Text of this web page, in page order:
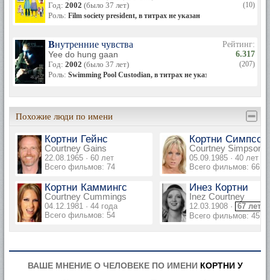
Год: 2002 (было 37 лет)
Роль: Film society president, в титрах не указан
(10)
Внутренние чувства
Yee do hung gaan
Год: 2002 (было 37 лет)
Роль: Swimming Pool Custodian, в титрах не указан
Рейтинг:
6.317
(207)
Похожие люди по имени
Кортни Гейнс
Courtney Gains
22.08.1965 · 60 лет
Всего фильмов: 74
Кортни Симпсон
Courtney Simpson
05.09.1985 · 40 лет
Всего фильмов: 66
Кортни Каммингс
Courtney Cummings
04.12.1981 · 44 года
Всего фильмов: 54
Инез Кортни
Inez Courtney
12.03.1908 · 67 лет
Всего фильмов: 45
ВАШЕ МНЕНИЕ О ЧЕЛОВЕКЕ ПО ИМЕНИ КОРТНИ У